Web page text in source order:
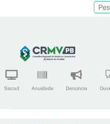
content
Siscad Anuidade Denúncia